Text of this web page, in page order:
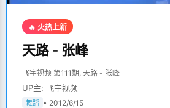
🔥 火热上新
天路 - 张峰
飞宇视频 第111期, 天路 - 张峰
UP主: 飞宇视频
舞蹈 • 2012/6/15